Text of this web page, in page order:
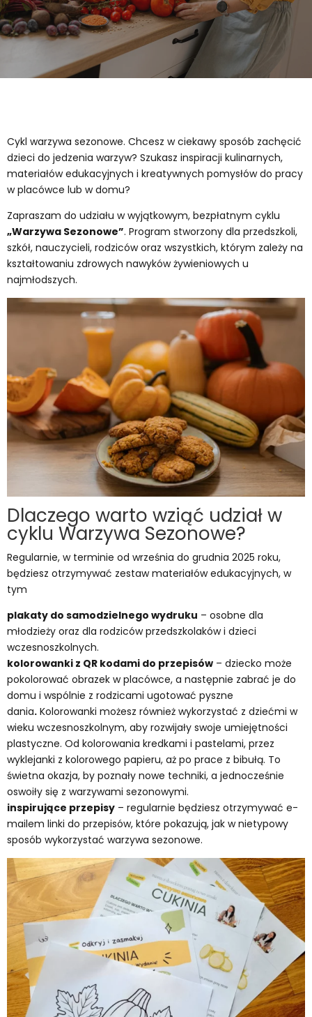
Cykl warzywa sezonowe. Chcesz w ciekawy sposób zachęcić
dzieci do jedzenia warzyw? Szukasz inspiracji kulinarnych,
materiałów edukacyjnych i kreatywnych pomysłów do pracy
w placówce lub w domu?
Zapraszam do udziału w wyjątkowym, bezpłatnym cyklu
„Warzywa Sezonowe”. Program stworzony dla przedszkoli,
szkół, nauczycieli, rodziców oraz wszystkich, którym zależy na
kształtowaniu zdrowych nawyków żywieniowych u
najmłodszych.
Dlaczego warto wziąć udział w
cyklu Warzywa Sezonowe?
Regularnie, w terminie od września do grudnia 2025 roku,
będziesz otrzymywać zestaw materiałów edukacyjnych, w
tym
plakaty do samodzielnego wydruku – osobne dla
młodzieży oraz dla rodziców przedszkolaków i dzieci
wczesnoszkolnych.
kolorowanki z QR kodami do przepisów – dziecko może
pokolorować obrazek w placówce, a następnie zabrać je do
domu i wspólnie z rodzicami ugotować pyszne
dania. Kolorowanki możesz również wykorzystać z dziećmi w
wieku wczesnoszkolnym, aby rozwijały swoje umiejętności
plastyczne. Od kolorowania kredkami i pastelami, przez
wyklejanki z kolorowego papieru, aż po prace z bibułą. To
świetna okazja, by poznały nowe techniki, a jednocześnie
oswoiły się z warzywami sezonowymi.
inspirujące przepisy – regularnie będziesz otrzymywać e-
mailem linki do przepisów, które pokazują, jak w nietypowy
sposób wykorzystać warzywa sezonowe.